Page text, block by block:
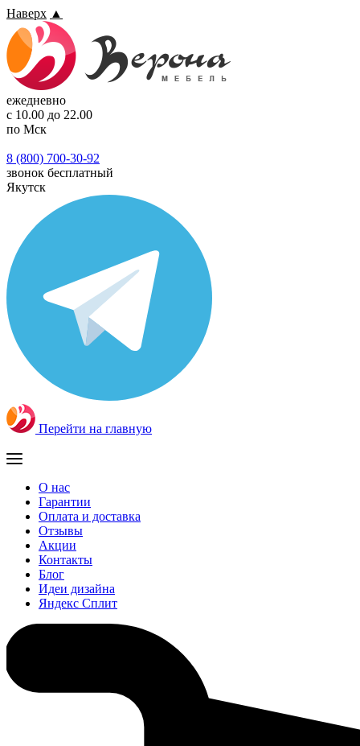
Наверх ▲
ежедневно
с 10.00 до 22.00
по Мск
8 (800) 700-30-92
звонок бесплатный
Якутск
Перейти на главную
О нас
Гарантии
Оплата и доставка
Отзывы
Акции
Контакты
Блог
Идеи дизайна
Яндекс Сплит